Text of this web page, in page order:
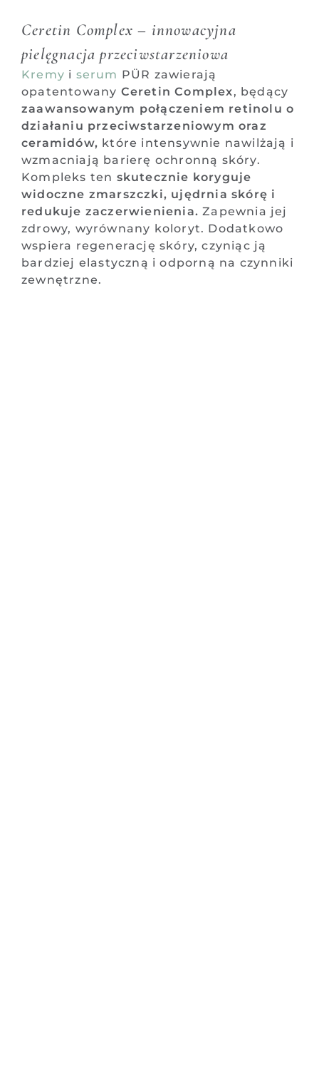
Ceretin Complex – innowacyjna
pielęgnacja przeciwstarzeniowa
Kremy i serum PÜR zawierają
opatentowany Ceretin Complex, będący
zaawansowanym połączeniem retinolu o
działaniu przeciwstarzeniowym oraz
ceramidów, które intensywnie nawilżają i
wzmacniają barierę ochronną skóry.
Kompleks ten skutecznie koryguje
widoczne zmarszczki, ujędrnia skórę i
redukuje zaczerwienienia. Zapewnia jej
zdrowy, wyrównany koloryt. Dodatkowo
wspiera regenerację skóry, czyniąc ją
bardziej elastyczną i odporną na czynniki
zewnętrzne.